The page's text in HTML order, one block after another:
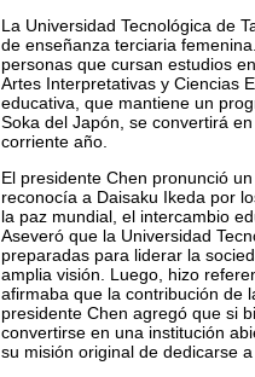
La Universidad Tecnológica de
de enseñanza terciaria
personas que cursan estudios
Artes Interpretativas y Ciencias
educativa, que mantiene un
Soka del Japón, se convertirá
corriente año.
El presidente Chen pronunció
reconocía a Daisaku Ikeda por
la paz mundial, el intercambio
Aseveró que la Universidad
preparadas para liderar la
amplia visión. Luego, hizo
afirmaba que la contribución de
presidente Chen agregó que si
convertirse en una institución
su misión original de dedicarse